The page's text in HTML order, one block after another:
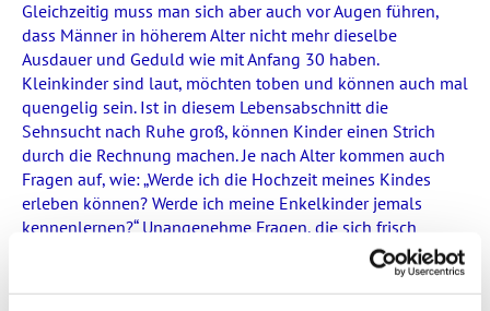
Gleichzeitig muss man sich aber auch vor Augen führen,
dass Männer in höherem Alter nicht mehr dieselbe
Ausdauer und Geduld wie mit Anfang 30 haben.
Kleinkinder sind laut, möchten toben und können auch mal
quengelig sein. Ist in diesem Lebensabschnitt die
Sehnsucht nach Ruhe groß, können Kinder einen Strich
durch die Rechnung machen. Je nach Alter kommen auch
Fragen auf, wie: „Werde ich die Hochzeit meines Kindes
erleben können? Werde ich meine Enkelkinder jemals
kennenlernen?“ Unangenehme Fragen, die sich frisch
gebackene Väter in ihren 50ern aber durchaus stellen.
Letztlich sind das Gedanken und Fragen, die in der
Kinderplanung Platz finden müssen. Am Ende des Tages